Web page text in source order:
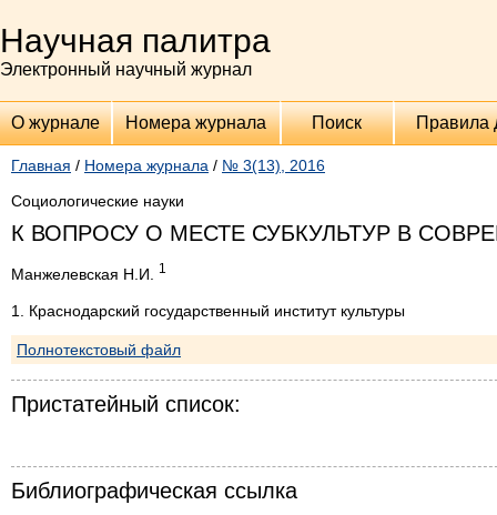
Научная палитра
Электронный научный журнал
О журнале Номера журнала Поиск Правила
Главная / Номера журнала / № 3(13), 2016
Социологические науки
К ВОПРОСУ О МЕСТЕ СУБКУЛЬТУР В
Манжелевская Н.И. 1
1. Краснодарский государственный институт культуры
Полнотекстовый файл
Пристатейный список:
Библиографическая ссылка